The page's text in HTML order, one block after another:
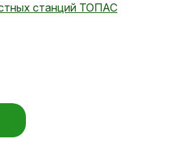
станций ТОПАС